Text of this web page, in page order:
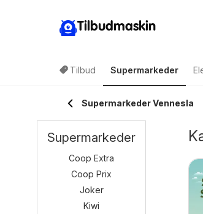
Tilbudmaskin
Tilbud Supermarkeder
Supermarkeder Vennesla
Supermarkeder
Coop Extra
Coop Prix
Joker
Kiwi